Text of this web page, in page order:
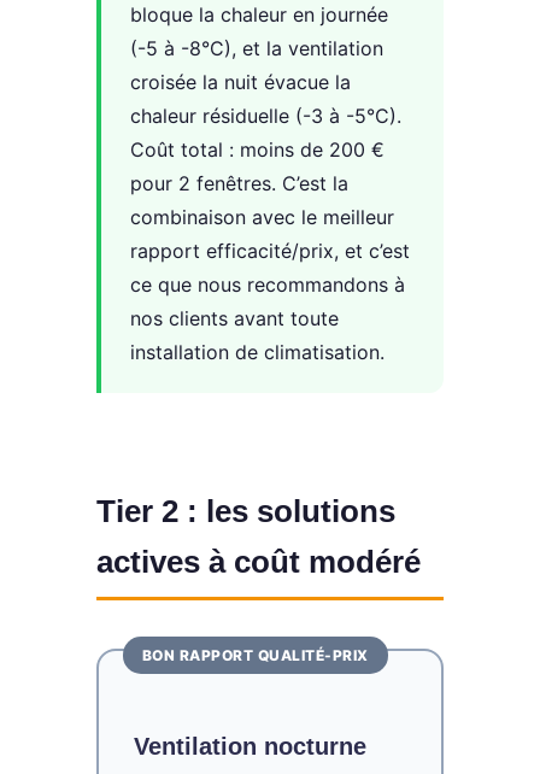
bloque la chaleur en journée
(-5 à -8°C), et la ventilation
croisée la nuit évacue la
chaleur résiduelle (-3 à -5°C).
Coût total : moins de 200 €
pour 2 fenêtres. C’est la
combinaison avec le meilleur
rapport efficacité/prix, et c’est
ce que nous recommandons à
nos clients avant toute
installation de climatisation.
Tier 2 : les solutions
actives à coût modéré
BON RAPPORT QUALITÉ-PRIX
Ventilation nocturne